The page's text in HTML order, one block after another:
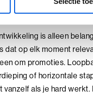
is alleen
dat op elk moment
om promoties.
of horizontale
vanzelf als je hard